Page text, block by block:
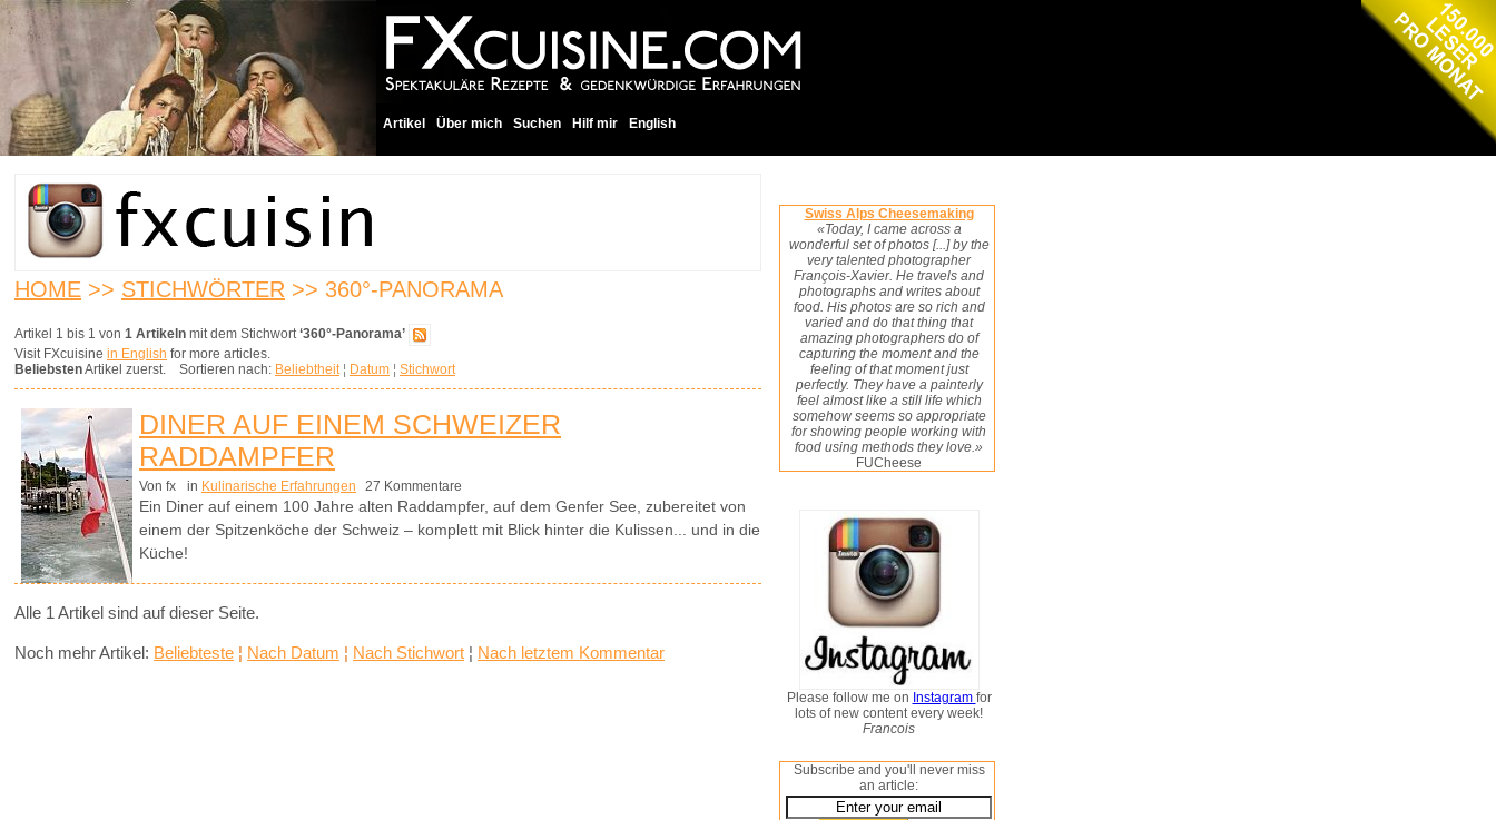
Artikel Über mich Suchen Hilf mir English
HOME >> STICHWÖRTER >> 360°-PANORAMA
Artikel 1 bis 1 von 1 Artikeln mit dem Stichwort‘360°-Panorama’
Visit FXcuisine in English for more articles.
BeliebstenArtikel zuerst. Sortieren nach: Beliebtheit¦ Datum ¦ Stichwort
DINER AUF EINEM SCHWEIZER
RADDAMPFER
Von fx in Kulinarische Erfahrungen 27 Kommentare
Ein Diner auf einem 100 Jahre alten Raddampfer, auf dem Genfer See, zubereitet von
einem der Spitzenköche der Schweiz – komplett mit Blick hinter die Kulissen... und in die
Küche!
Alle 1 Artikel sind auf dieser Seite.
Noch mehr Artikel: Beliebteste ¦ Nach Datum ¦ Nach Stichwort ¦ Nach letztem Kommentar
Swiss Alps Cheesemaking
«Today, I came across a
wonderful set of photos [...] by the
very talented photographer
François-Xavier. He travels and
photographs and writes about
food. His photos are so rich and
varied and do that thing that
amazing photographers do of
capturing the moment and the
feeling of that moment just
perfectly. They have a painterly
feel almost like a still life which
somehow seems so appropriate
for showing people working with
food using methods they love.»
FUCheese
Please follow me on Instagram for
lots of new content every week!
Francois
Subscribe and you'll never miss
an article: